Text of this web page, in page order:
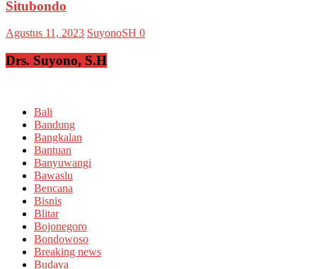
Situbondo
Agustus 11, 2023 SuyonoSH 0
Drs. Suyono, S.H
Bali
Bandung
Bangkalan
Bantuan
Banyuwangi
Bawaslu
Bencana
Bisnis
Blitar
Bojonegoro
Bondowoso
Breaking news
Budaya